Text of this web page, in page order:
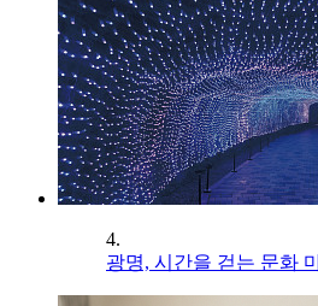
4.
광명, 시간을 걷는 문화